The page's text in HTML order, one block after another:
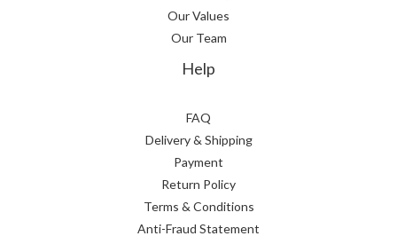
Our Values
Our Team
Help
FAQ
Delivery & Shipping
Payment
Return Policy
Terms & Conditions
Anti-Fraud Statement